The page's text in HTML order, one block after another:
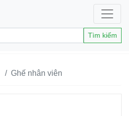
Tìm kiếm
Ghế nhân viên